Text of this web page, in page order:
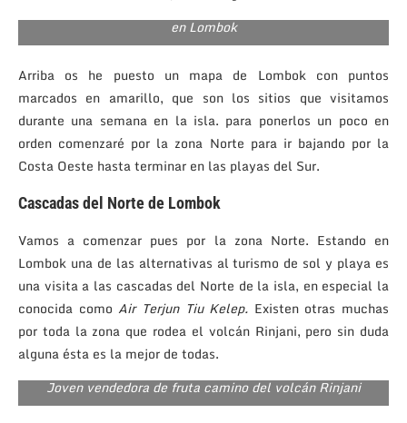
en Lombok
Arriba os he puesto un mapa de Lombok con puntos
marcados en amarillo, que son los sitios que visitamos
durante una semana en la isla. para ponerlos un poco en
orden comenzaré por la zona Norte para ir bajando por la
Costa Oeste hasta terminar en las playas del Sur.
Cascadas del Norte de Lombok
Vamos a comenzar pues por la zona Norte. Estando en
Lombok una de las alternativas al turismo de sol y playa es
una visita a las cascadas del Norte de la isla, en especial la
conocida comoAir Terjun Tiu Kelep. Existen otras muchas
por toda la zona que rodea el volcán Rinjani, pero sin duda
alguna ésta es la mejor de todas.
Joven vendedora de fruta camino del volcán Rinjani